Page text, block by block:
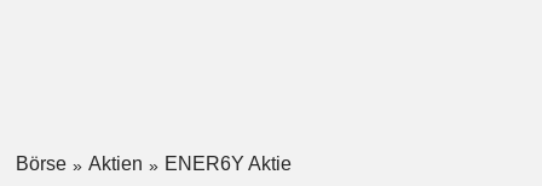
Börse Aktien ENER6Y Aktie